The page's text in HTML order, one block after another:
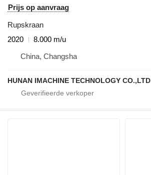
Prijs op aanvraag
Rupskraan
2020
8.000 m/u
China, Changsha
HUNAN IMACHINE TECHNOLOGY CO.,LTD